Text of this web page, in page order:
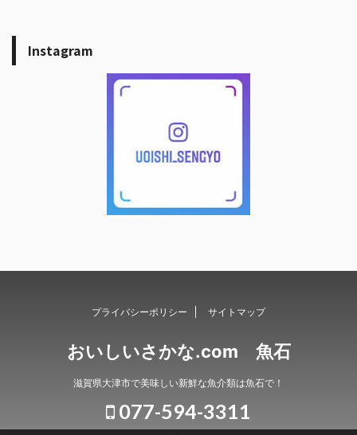
Instagram
プライバシーポリシー サイトマップ
おいしいさかな.com 魚石
滋賀県大津市で美味しい新鮮な魚介類は魚石で！
077-594-3311